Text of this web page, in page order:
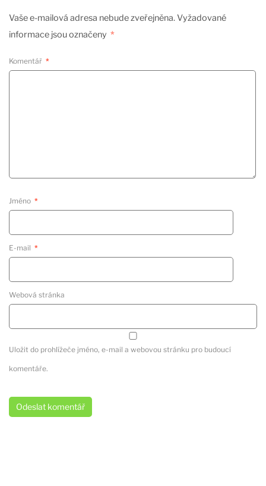
Vaše e-mailová adresa nebude zveřejněna.Vyžadované
informace jsou označeny *
Komentář *
Jméno *
E-mail *
Webová stránka
Uložit do prohlížeče jméno, e-mail a webovou stránku pro budoucí
komentáře.